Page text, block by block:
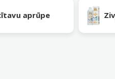
aprūpe